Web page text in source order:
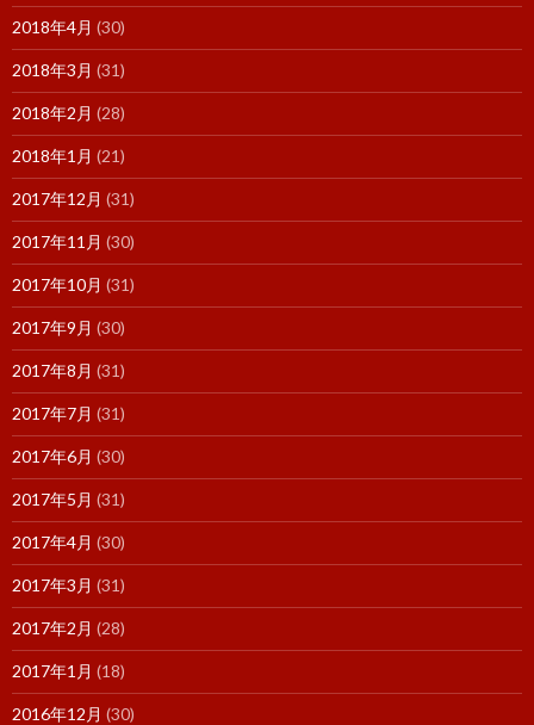
2018年4月 (30)
2018年3月 (31)
2018年2月 (28)
2018年1月 (21)
2017年12月 (31)
2017年11月 (30)
2017年10月 (31)
2017年9月 (30)
2017年8月 (31)
2017年7月 (31)
2017年6月 (30)
2017年5月 (31)
2017年4月 (30)
2017年3月 (31)
2017年2月 (28)
2017年1月 (18)
2016年12月 (30)